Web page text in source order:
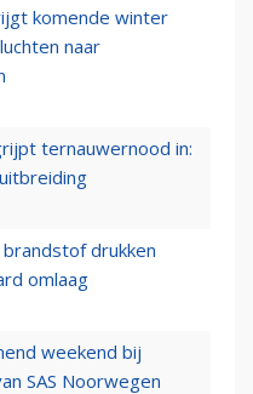
komende winter
naar
ternauwernood in:
drukken
omlaag
weekend bij
SAS Noorwegen